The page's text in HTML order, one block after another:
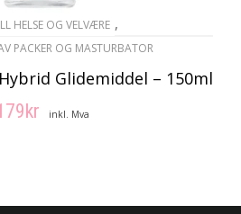
HELSE OG VELVÆRE ,
PACKER OG MASTURBATOR
Glidemiddel – 150ml
kr inkl. Mva